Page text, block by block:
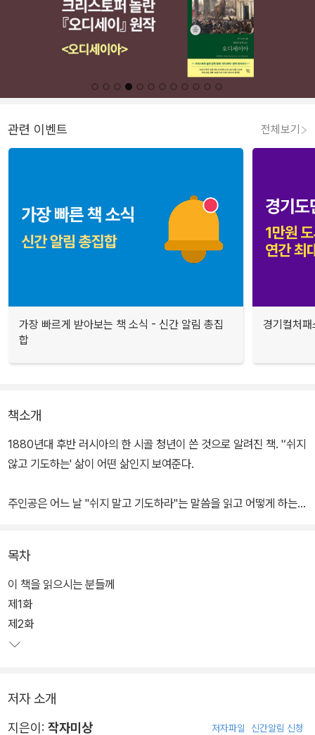
관련 이벤트 전체보기
가장 빠르게 받아보는 책 소식 - 신간 알림 총집
합
경기컬처
책소개
1880년대 후반 러시아의 한 시골 청년이 쓴 것으로 알려진 책. '‘쉬지
않고 기도하는' 삶이 어떤 삶인지 보여준다.
주인공은 어느 날 "쉬지 말고 기도하라"는 말씀을 읽고 어떻게 하는
비를 베푸소서)'를 배우고, 하루에 3,000번씩, 6,000번씩, 나중에는
1만 2,000번씩 반복하여 기도를 함으로써 기도가 마음 깊은 곳에 이
르며 평온해지고 하나님과 합일되는 황홀의 경지를 체험하게 된다.
이미 영어로도 여러 번역본이 출간되어, "러시아 영성의 고전" (휴스
나"(샌프란시스코 대학 종교학자 제이콥 니들먼 교수) 등의 찬사를
받았다. 캐나다 대학에서 종교학 개론 과목을 담당할 때 이 책을 사용
목차
이 책을 읽으시는 분들께
제1화
제2화
저자 소개
지은이: 작자미상 저자파일 신간알림 신청